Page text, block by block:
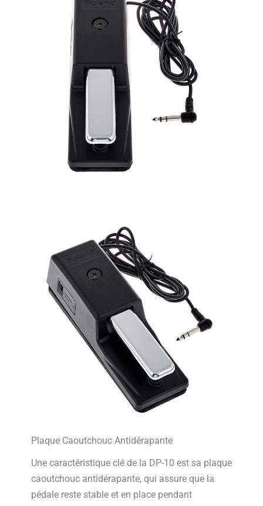
Plaque Caoutchouc Antidérapante
Une caractéristique clé de la DP-10 est sa plaque
caoutchouc antidérapante, qui assure que la
pédale reste stable et en place pendant